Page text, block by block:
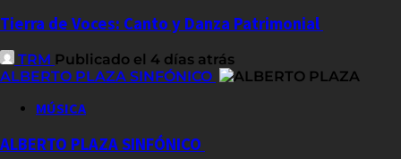
Tierra de Voces: Canto y Danza Patrimonial
TRM Publicado el 4 días atrás
ALBERTO PLAZA SINFÓNICO
MÚSICA
ALBERTO PLAZA SINFÓNICO